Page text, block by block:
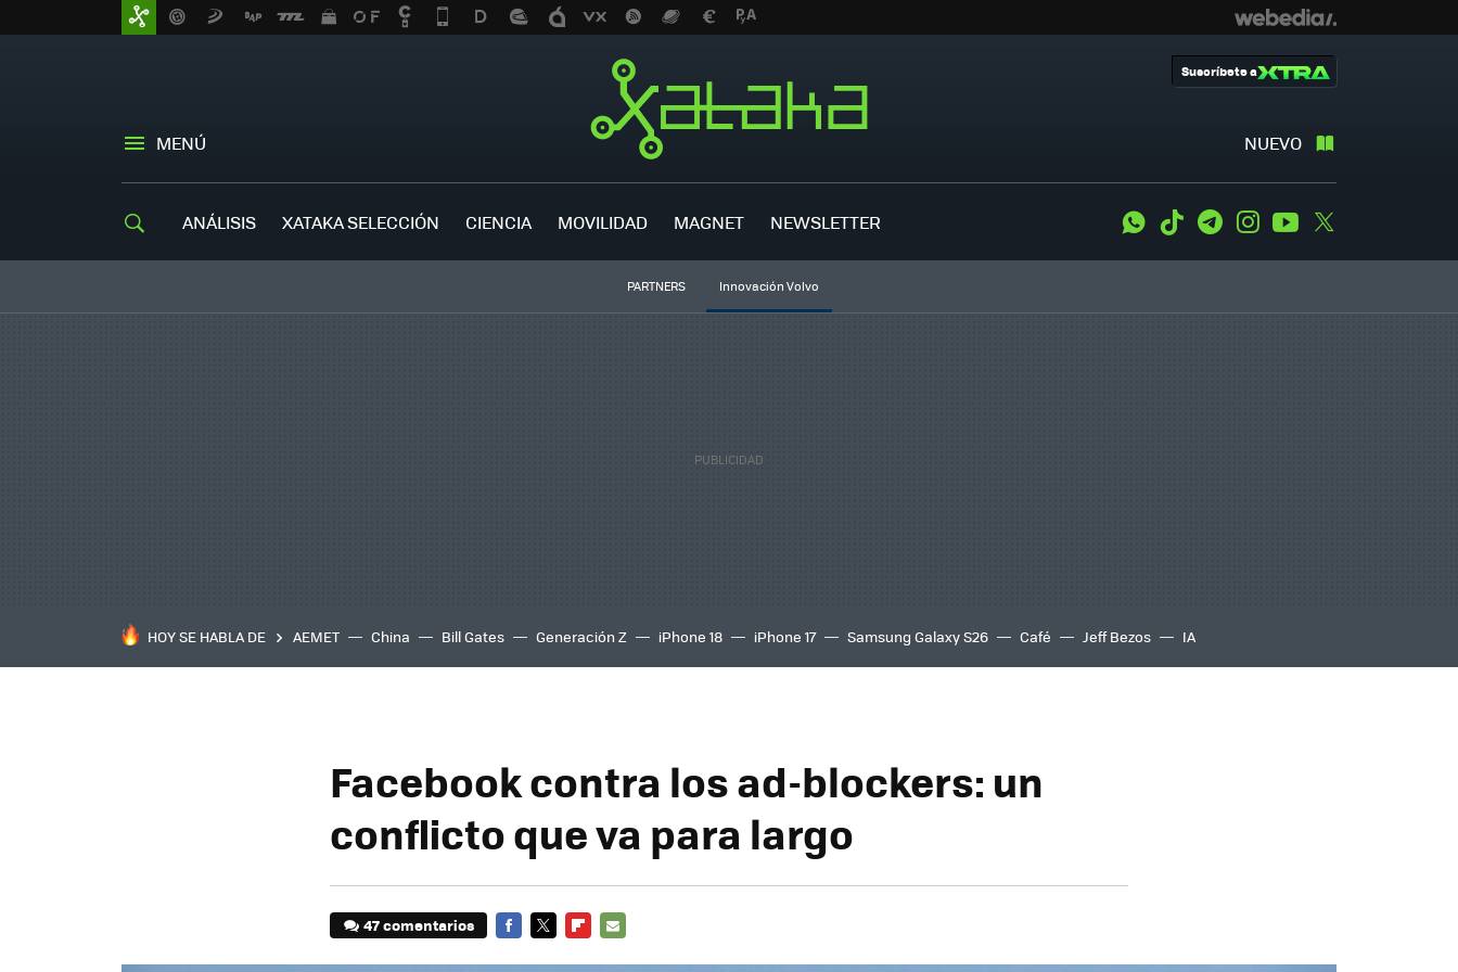
MENÚ NUEVO
Suscríbete a
ANÁLISIS XATAKA SELECCIÓN CIENCIA MOVILIDAD MAGNET NEWSLETTER WhatsApp
Tiktok TelegramInstagramYoutube
PARTNERS Innovación Volvo
HOY SE HABLA DE AEMET China Bill Gates Generación Z iPhone 18 iPhone 17 Samsung Galaxy S26 Café Jeff Bezos IA
Facebook contra los ad-blockers: un
conflicto que va para largo
47 comentarios